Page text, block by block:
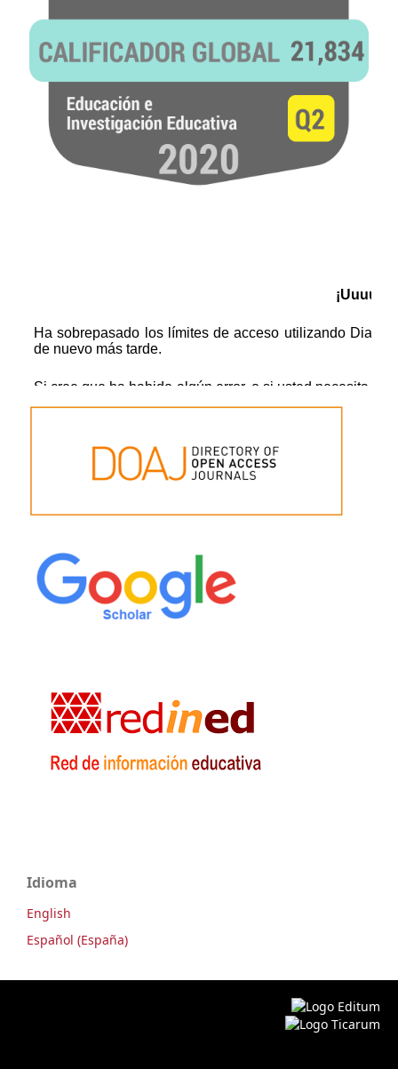
Idioma
English
Español (España)